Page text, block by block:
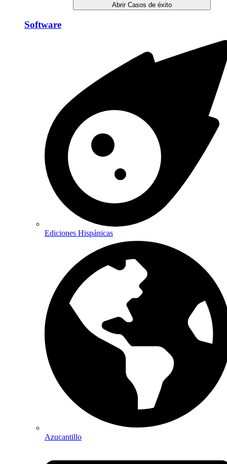
Abrir Casos de éxito
Software
Ediciones Hispánicas
Azucantillo